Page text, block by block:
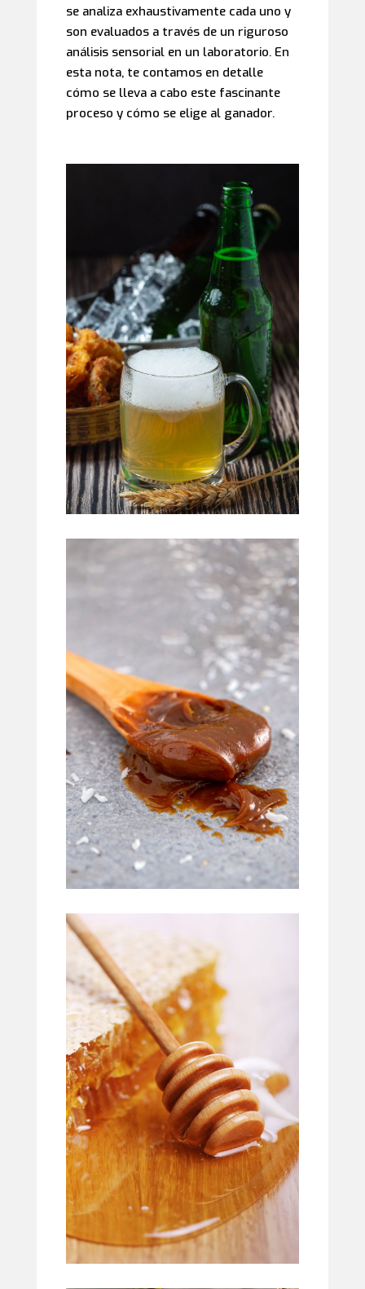
se analiza exhaustivamente cada uno y
son evaluados a través de un riguroso
análisis sensorial en un laboratorio. En
esta nota, te contamos en detalle
cómo se lleva a cabo este fascinante
proceso y cómo se elige al ganador.